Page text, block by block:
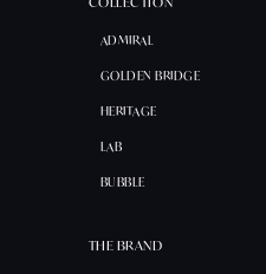
ADMIRAL
GOLDEN BRIDGE
HERITAGE
LAB
BUBBLE
THE BRAND